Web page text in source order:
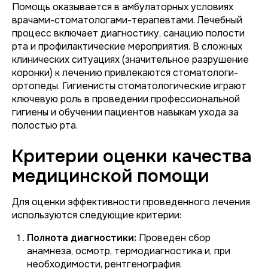
Помощь оказывается в амбулаторных условиях
врачами-стоматологами-терапевтами. Лечебный
процесс включает диагностику, санацию полости
рта и профилактические мероприятия. В сложных
клинических ситуациях (значительное разрушение
коронки) к лечению привлекаются стоматологи-
ортопеды. Гигиенисты стоматологические играют
ключевую роль в проведении профессиональной
гигиены и обучении пациентов навыкам ухода за
полостью рта.
Критерии оценки качества
медицинской помощи
Для оценки эффективности проведенного лечения
используются следующие критерии:
Полнота диагностики: Проведен сбор
анамнеза, осмотр, термодиагностика и, при
необходимости, рентгенография.